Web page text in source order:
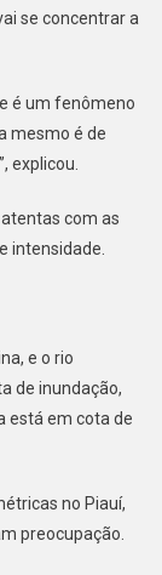
se concentrar a
é um fenômeno
mesmo é de
explicou.
com as
intensidade.
e o rio
de inundação,
está em cota de
no Piauí,
preocupação.